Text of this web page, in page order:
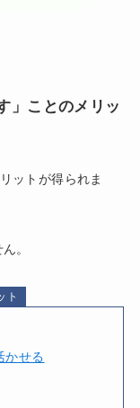
」ことのメリッ
ットが得られま
。
ト
かせる